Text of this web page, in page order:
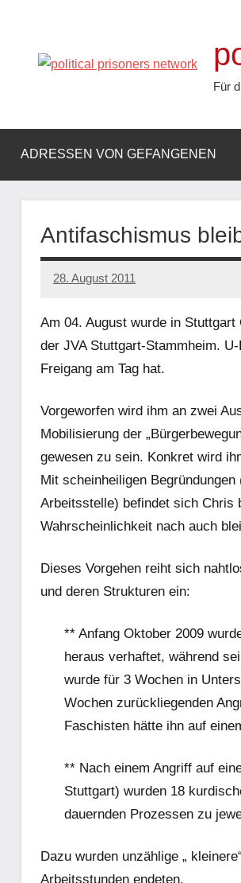
springen
Für
ADRESSEN VON GEFANGENEN
Antifaschismus
28. August 2011
admin
Am 04. August wurde in
der JVA Stuttgart-Stammheim.
Freigang am Tag hat.
Vorgeworfen wird ihm an zwei
Mobilisierung der
gewesen zu sein. Konkret wird
Mit scheinheiligen
Arbeitsstelle) befindet sich Chris
Wahrscheinlichkeit nach auch
Dieses Vorgehen reiht sich
und deren Strukturen ein:
** Anfang Oktober 2009
heraus verhaftet, während
wurde für 3 Wochen in
Wochen zurückliegenden
Faschisten hätte ihn auf
** Nach einem Angriff auf
Stuttgart) wurden 18
dauernden Prozessen zu
Dazu wurden unzählige „
Arbeitsstunden endeten.